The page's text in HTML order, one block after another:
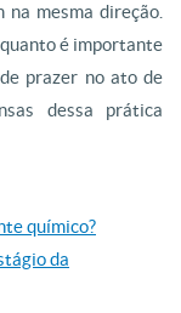
mesma direção.
é importante
prazer no ato de
dessa prática
químico?
da